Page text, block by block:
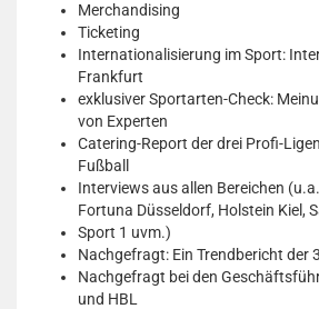
Merchandising
Ticketing
Internationalisierung im Sport:
Frankfurt
exklusiver Sportarten-Check:
von Experten
Catering-Report der drei Profi-
Fußball
Interviews aus allen Bereichen
Fortuna Düsseldorf, Holstein Kiel,
Sport 1 uvm.)
Nachgefragt: Ein Trendbericht der
Nachgefragt bei den
und HBL